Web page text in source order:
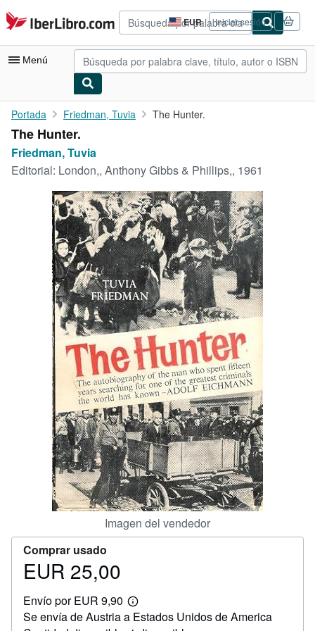
Pasar al contenido principal
IberLibro.com EUR
Preferencias
de
compra
del
Iniciar sesión
Menú
Mi cuenta
Consultar mis pedidos
Búsqueda avanzada
Libros antiguos
Arte y coleccionismo
Vendedores
Comenzar a vender
CERRAR
Portada Friedman, Tuvia The Hunter.
The Hunter.
Friedman, Tuvia
Editorial: London,, Anthony Gibbs & Phillips,, 1961
Imagen del vendedor
Comprar usado
Precio
25,00
EUR 25,00
Envío por EUR 9,90
Más
información
sobre
Se envía de Austria a Estados Unidos de America